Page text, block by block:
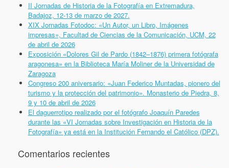
II Jornadas de Historia de la Fotografía en Extremadura,
Badajoz, 12-13 de marzo de 2027.
XIX Jornadas Fotodoc: «Un Autor, un Libro, Imágenes
impresas», Facultad de Ciencias de la Comunicación, UCM, 22
de abril de 2026
Exposición «Dolores Gil de Pardo (1842–1876) primera fotógrafa
aragonesa» en la Biblioteca María Moliner de la Universidad de
Zaragoza
Congreso 200 aniversario: «Juan Federico Muntadas, pionero del
turismo y la protección del patrimonio». Monasterio de Piedra, 8,
9 y 10 de abril de 2026
El daguerrotipo realizado por el fotógrafo Joaquín Paredes
durante las «VI Jornadas sobre Investigación en Historia de la
Fotografía» ya está en la Institución Fernando el Católico (DPZ).
Comentarios recientes